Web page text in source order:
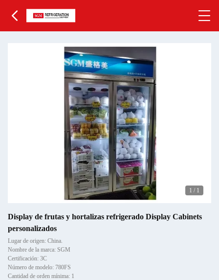
1 / 1
Display de frutas y hortalizas refrigerado Display Cabinets
personalizados
Lugar de origen: China.
Nombre de la marca: SGM
Certificación: 3C
Número de modelo: 780FS
Cantidad de orden mínima: 1